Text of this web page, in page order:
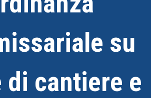
su
di cantiere e